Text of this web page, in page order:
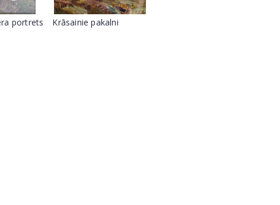
portrets Krāsainie pakalni